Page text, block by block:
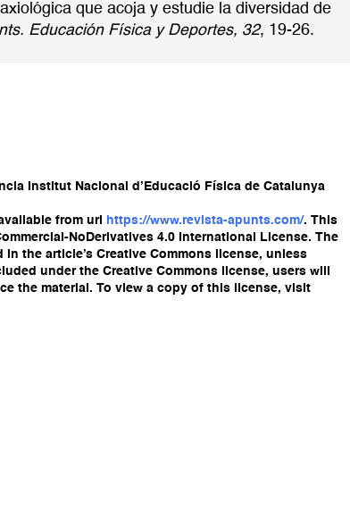
que acoja y estudie la diversidad de
Educación Física y Deportes, 32, 19-26.
Institut Nacional d’Educació Física de Catalunya
from url
https://www.revista-apunts.com/. This
NoDerivatives 4.0 International License. The
the article’s Creative Commons license, unless
under the Creative Commons license, users will
the material. To view a copy of this license, visit